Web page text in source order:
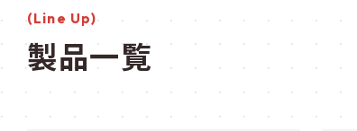
製品一覧